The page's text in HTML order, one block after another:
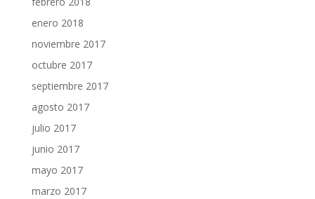
enero 2018
noviembre 2017
octubre 2017
septiembre 2017
agosto 2017
julio 2017
junio 2017
mayo 2017
marzo 2017